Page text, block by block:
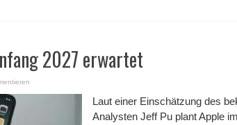
2027 erwartet
Laut einer Einschätzung des
Analysten Jeff Pu plant Apple